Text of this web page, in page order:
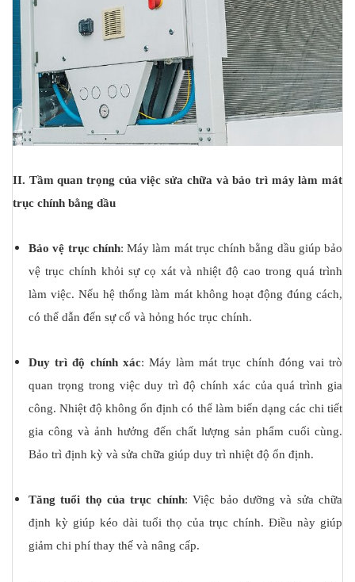
II. Tầm quan trọng của việc sửa chữa và bảo trì máy làm mát
trục chính bằng dầu
Bảo vệ trục chính: Máy làm mát trục chính bằng dầu giúp bảo
vệ trục chính khỏi sự cọ xát và nhiệt độ cao trong quá trình
làm việc. Nếu hệ thống làm mát không hoạt động đúng cách,
có thể dẫn đến sự cố và hỏng hóc trục chính.
Duy trì độ chính xác: Máy làm mát trục chính đóng vai trò
quan trọng trong việc duy trì độ chính xác của quá trình gia
công. Nhiệt độ không ổn định có thể làm biến dạng các chi tiết
gia công và ảnh hưởng đến chất lượng sản phẩm cuối cùng.
Bảo trì định kỳ và sửa chữa giúp duy trì nhiệt độ ổn định.
Tăng tuổi thọ của trục chính: Việc bảo dưỡng và sửa chữa
định kỳ giúp kéo dài tuổi thọ của trục chính. Điều này giúp
giảm chi phí thay thế và nâng cấp.